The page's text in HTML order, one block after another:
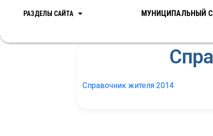
РАЗДЕЛЫ САЙТА МУНИЦИПАЛЬНЫЙ
Справочник жителя 2014